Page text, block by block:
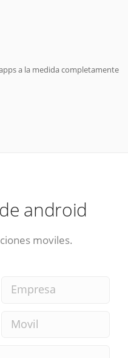
a la medida completamente
android
moviles.